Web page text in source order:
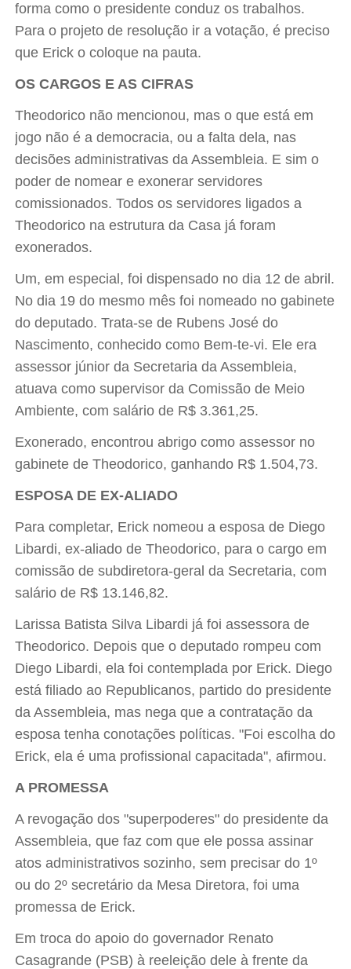
forma como o presidente conduz os trabalhos.
Para o projeto de resolução ir a votação, é preciso
que Erick o coloque na pauta.
OS CARGOS E AS CIFRAS
Theodorico não mencionou, mas o que está em
jogo não é a democracia, ou a falta dela, nas
decisões administrativas da Assembleia. E sim o
poder de nomear e exonerar servidores
comissionados. Todos os servidores ligados a
Theodorico na estrutura da Casa já foram
exonerados.
Um, em especial, foi dispensado no dia 12 de abril.
No dia 19 do mesmo mês foi nomeado no gabinete
do deputado. Trata-se de Rubens José do
Nascimento, conhecido como Bem-te-vi. Ele era
assessor júnior da Secretaria da Assembleia,
atuava como supervisor da Comissão de Meio
Ambiente, com salário de R$ 3.361,25.
Exonerado, encontrou abrigo como assessor no
gabinete de Theodorico, ganhando R$ 1.504,73.
ESPOSA DE EX-ALIADO
Para completar, Erick nomeou a esposa de Diego
Libardi, ex-aliado de Theodorico, para o cargo em
comissão de subdiretora-geral da Secretaria, com
salário de R$ 13.146,82.
Larissa Batista Silva Libardi já foi assessora de
Theodorico. Depois que o deputado rompeu com
Diego Libardi, ela foi contemplada por Erick. Diego
está filiado ao Republicanos, partido do presidente
da Assembleia, mas nega que a contratação da
esposa tenha conotações políticas. "Foi escolha do
Erick, ela é uma profissional capacitada", afirmou.
A PROMESSA
A revogação dos "superpoderes" do presidente da
Assembleia, que faz com que ele possa assinar
atos administrativos sozinho, sem precisar do 1º
ou do 2º secretário da Mesa Diretora, foi uma
promessa de Erick.
Em troca do apoio do governador Renato
Casagrande (PSB) à reeleição dele à frente da